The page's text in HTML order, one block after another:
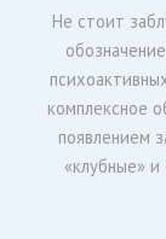
Не стоит
комплексное
появлением
«клубные»